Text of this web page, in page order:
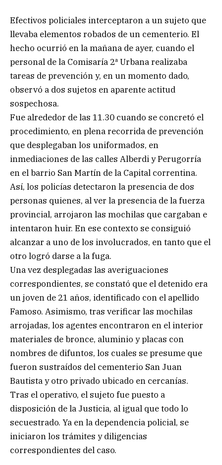
Efectivos policiales interceptaron a un sujeto que
llevaba elementos robados de un cementerio. El
hecho ocurrió en la mañana de ayer, cuando el
personal de la Comisaría 2ª Urbana realizaba
tareas de prevención y, en un momento dado,
observó a dos sujetos en aparente actitud
sospechosa.
Fue alrededor de las 11.30 cuando se concretó el
procedimiento, en plena recorrida de prevención
que desplegaban los uniformados, en
inmediaciones de las calles Alberdi y Perugorría
en el barrio San Martín de la Capital correntina.
Así, los policías detectaron la presencia de dos
personas quienes, al ver la presencia de la fuerza
provincial, arrojaron las mochilas que cargaban e
intentaron huir. En ese contexto se consiguió
alcanzar a uno de los involucrados, en tanto que el
otro logró darse a la fuga.
Una vez desplegadas las averiguaciones
correspondientes, se constató que el detenido era
un joven de 21 años, identificado con el apellido
Famoso. Asimismo, tras verificar las mochilas
arrojadas, los agentes encontraron en el interior
materiales de bronce, aluminio y placas con
nombres de difuntos, los cuales se presume que
fueron sustraídos del cementerio San Juan
Bautista y otro privado ubicado en cercanías.
Tras el operativo, el sujeto fue puesto a
disposición de la Justicia, al igual que todo lo
secuestrado. Ya en la dependencia policial, se
iniciaron los trámites y diligencias
correspondientes del caso.